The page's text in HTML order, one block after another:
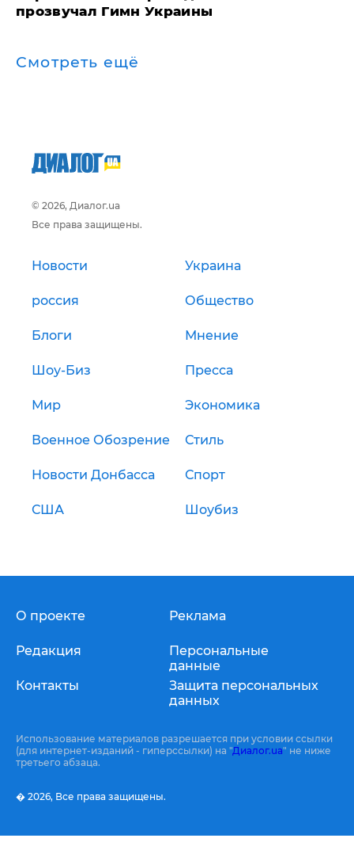
прозвучал Гимн Украины
Смотреть ещё
© 2026, Диалог.ua
Все права защищены.
Новости Украина
россия Общество
Блоги Мнение
Шоу-Биз Пресса
Мир Экономика
Военное Обозрение Стиль
Новости Донбасса Спорт
США Шоубиз
О проекте
Редакция
Контакты
Реклама
Персональные
данные
Защита персональных
данных
Использование материалов разрешается при условии ссылки
(для интернет-изданий - гиперссылки) на "Диалог.ua" не ниже
третьего абзаца.
� 2026, Все права защищены.